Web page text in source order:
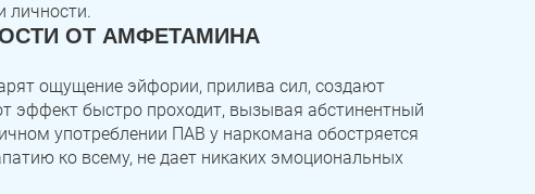
личности.
ОТ АМФЕТАМИНА
ощущение эйфории, прилива сил, создают
эффект быстро проходит, вызывая абстинентный
употреблении ПАВ у наркомана обостряется
ко всему, не дает никаких эмоциональных